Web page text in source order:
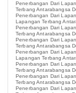
Penerbangan Dari
Terbang Antarabangsa
Penerbangan Dari
Lapangan Terbang
Penerbangan Dari
Terbang Antarabangsa
Penerbangan Dari
Terbang Antarabangsa
Penerbangan Dari
Lapangan Terbang
Penerbangan Dari
Terbang Antarabangsa
Penerbangan Dari
Terbang Antarabangsa
Penerbangan Dari